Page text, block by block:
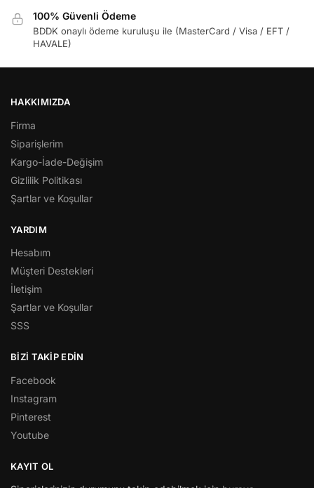
100% Güvenli Ödeme
BDDK onaylı ödeme kuruluşu ile (MasterCard / Visa / EFT /
HAVALE)
HAKKIMIZDA
Firma
Siparişlerim
Kargo-İade-Değişim
Gizlilik Politikası
Şartlar ve Koşullar
YARDIM
Hesabım
Müşteri Destekleri
İletişim
Şartlar ve Koşullar
SSS
BİZİ TAKİP EDİN
Facebook
Instagram
Pinterest
Youtube
KAYIT OL